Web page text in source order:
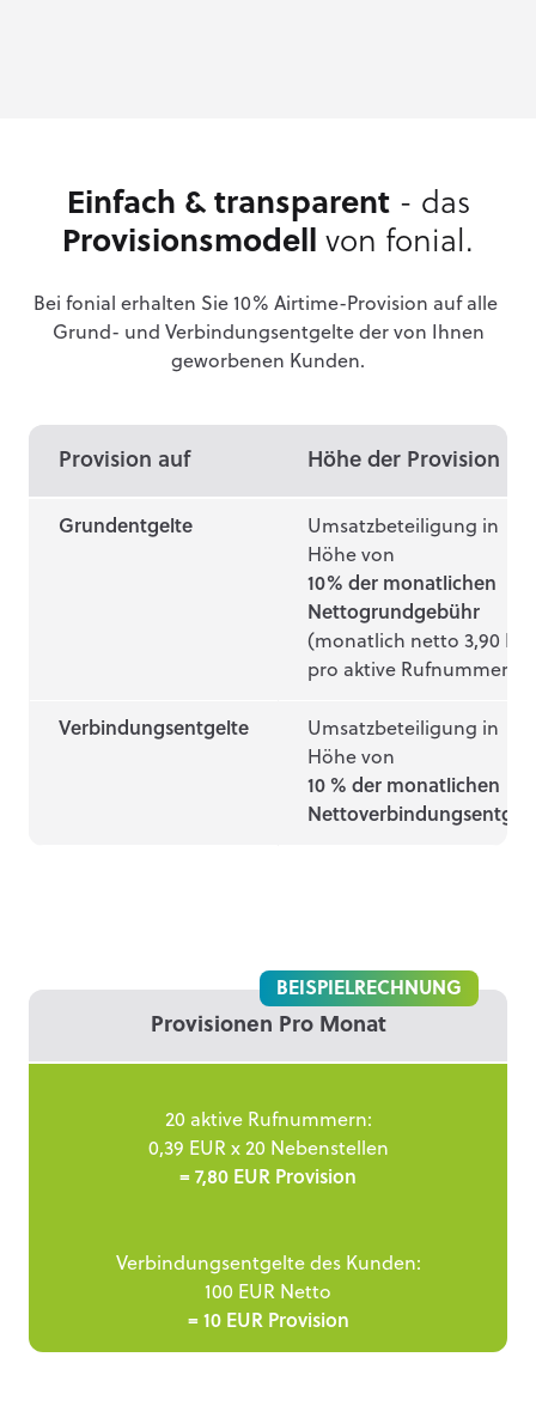
Einfach & transparent- das
Provisionsmodell
von fonial.
Bei fonial erhalten Sie 10% Airtime-Provision auf alle
Grund- und Verbindungsentgelte der von Ihnen
geworbenen Kunden.
Provision auf Höhe der Provision
Grundentgelte
Umsatzbeteiligung in
Höhe von
10% der monatlichen
Nettogrundgebühr
(monatlich netto 3,90
pro aktive Rufnummer)
Verbindungsentgelte
Umsatzbeteiligung in
Höhe von
10 % der monatlichen
Provisionen Pro Monat
20 aktive Rufnummern:
0,39 EUR x 20 Nebenstellen
= 7,80 EUR Provision
Verbindungsentgelte des Kunden:
100 EUR Netto
= 10 EUR Provision
BEISPIELRECHNUNG